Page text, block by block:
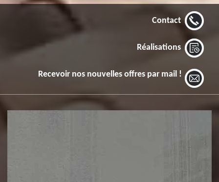
Contact
Réalisations
Recevoir nos nouvelles offres par mail !